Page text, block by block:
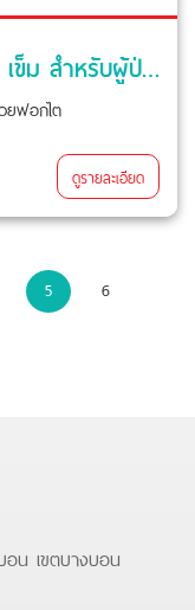
วัคซีนป้องกันไวรัสตับอักเสบ B 2 เข็ม สำหรับผู้ป่วยฟอกไต
ยฟอกไต
ดูรายละเอียด
5
6
อน เขตบางบอน